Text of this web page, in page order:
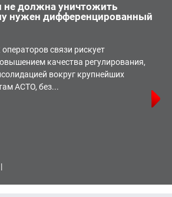
не должна уничтожить
нужен дифференцированный
связи рискует
качества регулирования,
вокруг крупнейших
АСТО, без...